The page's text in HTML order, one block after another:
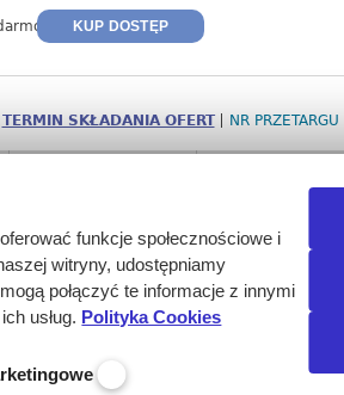
KUP DOSTĘP
TERMIN SKŁADANIA OFERT NR PRZETARGU
Wybór
przeciwko grypie
(Pełne dane
bezpłatnego testu)
funkcje społecznościowe i
witryny, udostępniamy
połączyć te informacje z innymi
usług. Polityka Cookies